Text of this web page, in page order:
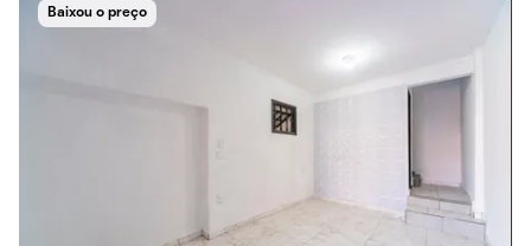
Baixou o preço